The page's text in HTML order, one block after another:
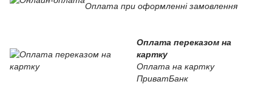
Оплата при оформленні замовлення
Оплата переказом на
картку
Оплата на картку
ПриватБанк